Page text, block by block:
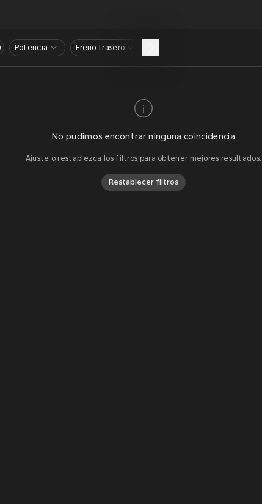
Potencia Freno trasero
No pudimos encontrar ninguna coincidencia
Ajuste o restablezca los filtros para obtener mejores resultados.
Restablecer filtros